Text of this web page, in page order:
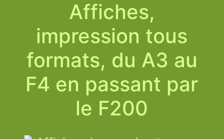
Affiches,
impression tous
formats, du A3 au
F4 en passant par
le F200